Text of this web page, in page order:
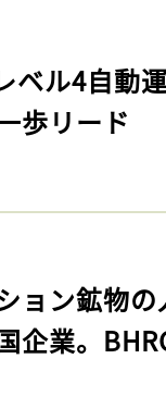
ベル4自動
歩リード
ョン鉱物
企業。